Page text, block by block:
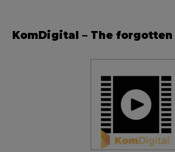
KomDigital – The